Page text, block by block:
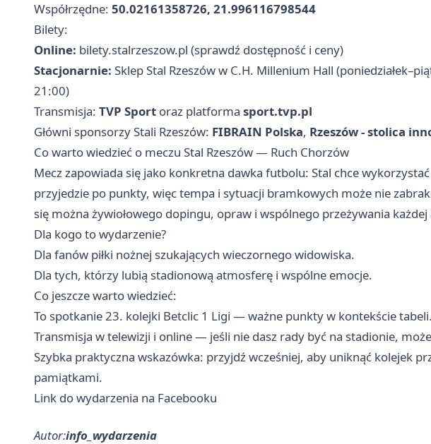
Współrzędne: 50.02161358726, 21.996116798544
Bilety:
Online: bilety.stalrzeszow.pl (sprawdź dostępność i ceny)
Stacjonarnie: Sklep Stal Rzeszów w C.H. Millenium Hall
21:00)
Transmisja: TVP Sport oraz platforma sport.tvp.pl
Główni sponsorzy Stali Rzeszów: FIBRAIN Polska, Rzeszów - stolica
Co warto wiedzieć o meczu Stal Rzeszów — Ruch Chorzów
Mecz zapowiada się jako konkretna dawka futbolu: Stal chce
przyjedzie po punkty, więc tempa i sytuacji bramkowych może nie
się można żywiołowego dopingu, opraw i wspólnego przeżywania każdej
Dla kogo to wydarzenie?
Dla fanów piłki nożnej szukających wieczornego widowiska.
Dla tych, którzy lubią stadionową atmosferę i wspólne emocje.
Co jeszcze warto wiedzieć:
To spotkanie 23. kolejki Betclic 1 Ligi — ważne punkty w kontekście tabeli.
Transmisja w telewizji i online — jeśli nie dasz rady być na stadionie,
Szybka praktyczna wskazówka: przyjdź wcześniej, aby uniknąć kolejek
pamiątkami.
Link do wydarzenia na Facebooku
Autor:info_wydarzenia